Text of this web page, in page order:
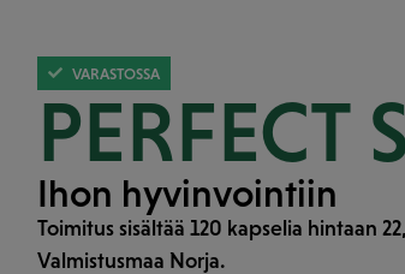
VARASTOSSA
PERFECT
Ihon hyvinvointiin
Toimitus sisältää 120 kapselia hintaan
Valmistusmaa Norja.